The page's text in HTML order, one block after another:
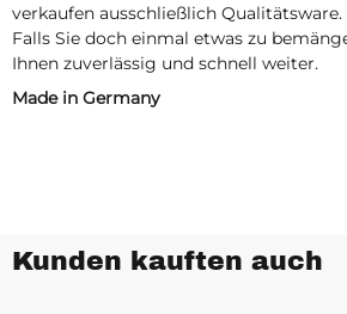
verkaufen ausschließlich Qualitätsware.
Falls Sie doch einmal etwas zu
Ihnen zuverlässig und schnell weiter.
Made in Germany
Kunden kauften auch